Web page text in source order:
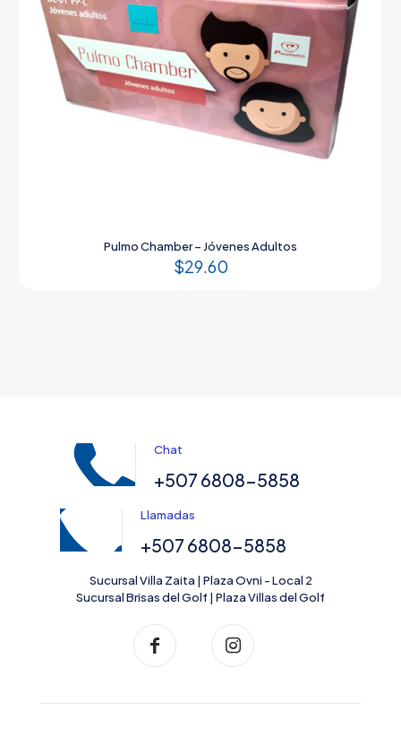
Pulmo Chamber – Jóvenes Adultos
$29.60
Chat
+507 6808-5858
Llamadas
+507 6808-5858
Sucursal Villa Zaita | Plaza Ovni - Local 2
Sucursal Brisas del Golf | Plaza Villas del Golf